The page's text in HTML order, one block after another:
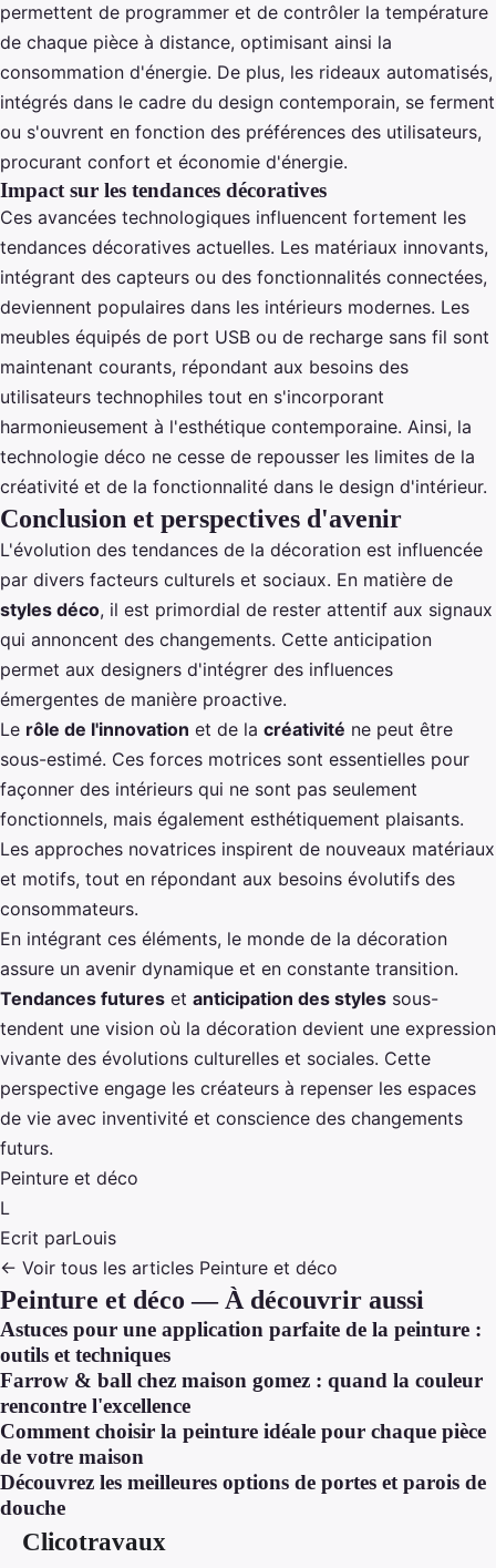
permettent de programmer et de contrôler la température
de chaque pièce à distance, optimisant ainsi la
consommation d'énergie. De plus, les rideaux automatisés,
intégrés dans le cadre du design contemporain, se ferment
ou s'ouvrent en fonction des préférences des utilisateurs,
procurant confort et économie d'énergie.
Impact sur les tendances décoratives
Ces avancées technologiques influencent fortement les
tendances décoratives actuelles. Les matériaux innovants,
intégrant des capteurs ou des fonctionnalités connectées,
deviennent populaires dans les intérieurs modernes. Les
meubles équipés de port USB ou de recharge sans fil sont
maintenant courants, répondant aux besoins des
utilisateurs technophiles tout en s'incorporant
harmonieusement à l'esthétique contemporaine. Ainsi, la
technologie déco ne cesse de repousser les limites de la
créativité et de la fonctionnalité dans le design d'intérieur.
Conclusion et perspectives d'avenir
L'évolution des tendances de la décoration est influencée
par divers facteurs culturels et sociaux. En matière de
styles déco, il est primordial de rester attentif aux signaux
qui annoncent des changements. Cette anticipation
permet aux designers d'intégrer des influences
émergentes de manière proactive.
Le rôle de l'innovation et de la créativité ne peut être
sous-estimé. Ces forces motrices sont essentielles pour
façonner des intérieurs qui ne sont pas seulement
fonctionnels, mais également esthétiquement plaisants.
Les approches novatrices inspirent de nouveaux matériaux
et motifs, tout en répondant aux besoins évolutifs des
consommateurs.
En intégrant ces éléments, le monde de la décoration
assure un avenir dynamique et en constante transition.
Tendances futures et anticipation des styles sous-
tendent une vision où la décoration devient une expression
vivante des évolutions culturelles et sociales. Cette
perspective engage les créateurs à repenser les espaces
de vie avec inventivité et conscience des changements
futurs.
Peinture et déco
L
Ecrit parLouis
← Voir tous les articles Peinture et déco
Peinture et déco — À découvrir aussi
Astuces pour une application parfaite de la peinture :
outils et techniques
Farrow & ball chez maison gomez : quand la couleur
rencontre l'excellence
Comment choisir la peinture idéale pour chaque pièce
de votre maison
Découvrez les meilleures options de portes et parois de
douche
Clicotravaux